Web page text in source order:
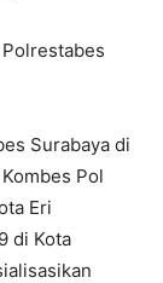
Surabaya di
Pol
Eri
di Kota